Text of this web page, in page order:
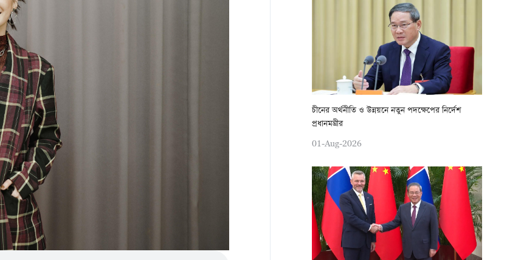
চীনের অর্থনীতি ও উন্নয়নে নতুন পদক্ষেপের নির্দেশ
প্রধানমন্ত্রীর
01-Aug-2026